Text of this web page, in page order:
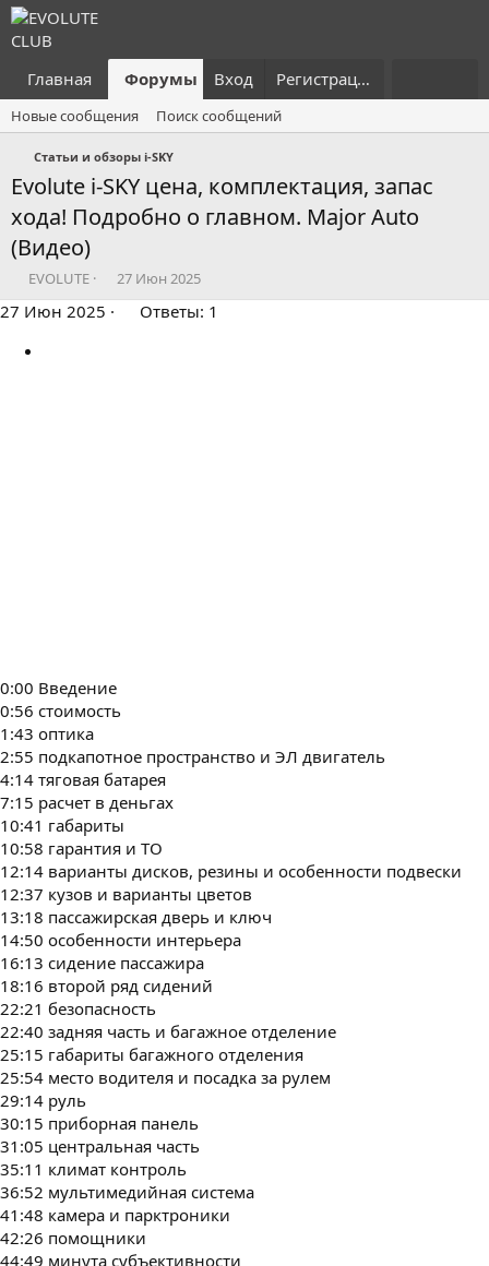
Главная Форумы Что нового?
Вход Регистрация
Новые сообщения Поиск сообщений
Статьи и обзоры i-SKY
Evolute i-SKY цена, комплектация, запас
хода! Подробно о главном. Major Auto
(Видео)
А
в
т
р
EVOLUTE
Д
а
27 Июн 2025
27 Июн 2025 Ответы: 1
0:00 Введение
0:56 стоимость
1:43 оптика
2:55 подкапотное пространство и ЭЛ двигатель
4:14 тяговая батарея
7:15 расчет в деньгах
10:41 габариты
10:58 гарантия и ТО
12:14 варианты дисков, резины и особенности подвески
12:37 кузов и варианты цветов
13:18 пассажирская дверь и ключ
14:50 особенности интерьера
16:13 сидение пассажира
18:16 второй ряд сидений
22:21 безопасность
22:40 задняя часть и багажное отделение
25:15 габариты багажного отделения
25:54 место водителя и посадка за рулем
29:14 руль
30:15 приборная панель
31:05 центральная часть
35:11 климат контроль
36:52 мультимедийная система
41:48 камера и парктроники
42:26 помощники
44:49 минута субъективности